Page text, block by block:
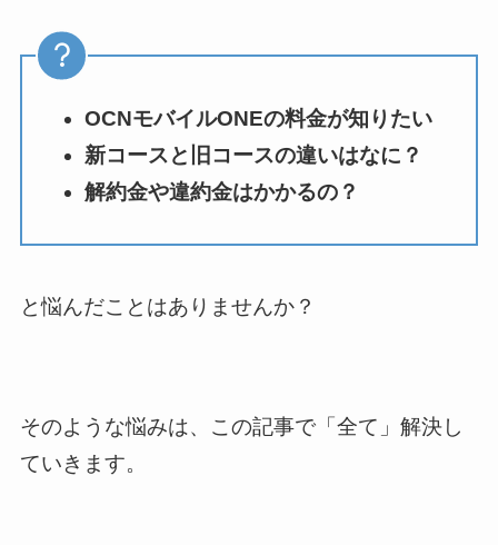
OCNモバイルONEの料金が知りたい
新コースと旧コースの違いはなに？
解約金や違約金はかかるの？
と悩んだことはありませんか？
そのような悩みは、この記事で「全て」解決し
ていきます。